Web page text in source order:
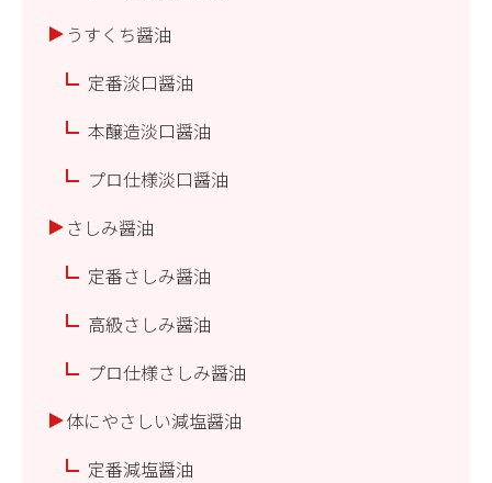
うすくち醤油
定番淡口醤油
本醸造淡口醤油
プロ仕様淡口醤油
さしみ醤油
定番さしみ醤油
高級さしみ醤油
プロ仕様さしみ醤油
体にやさしい減塩醤油
定番減塩醤油